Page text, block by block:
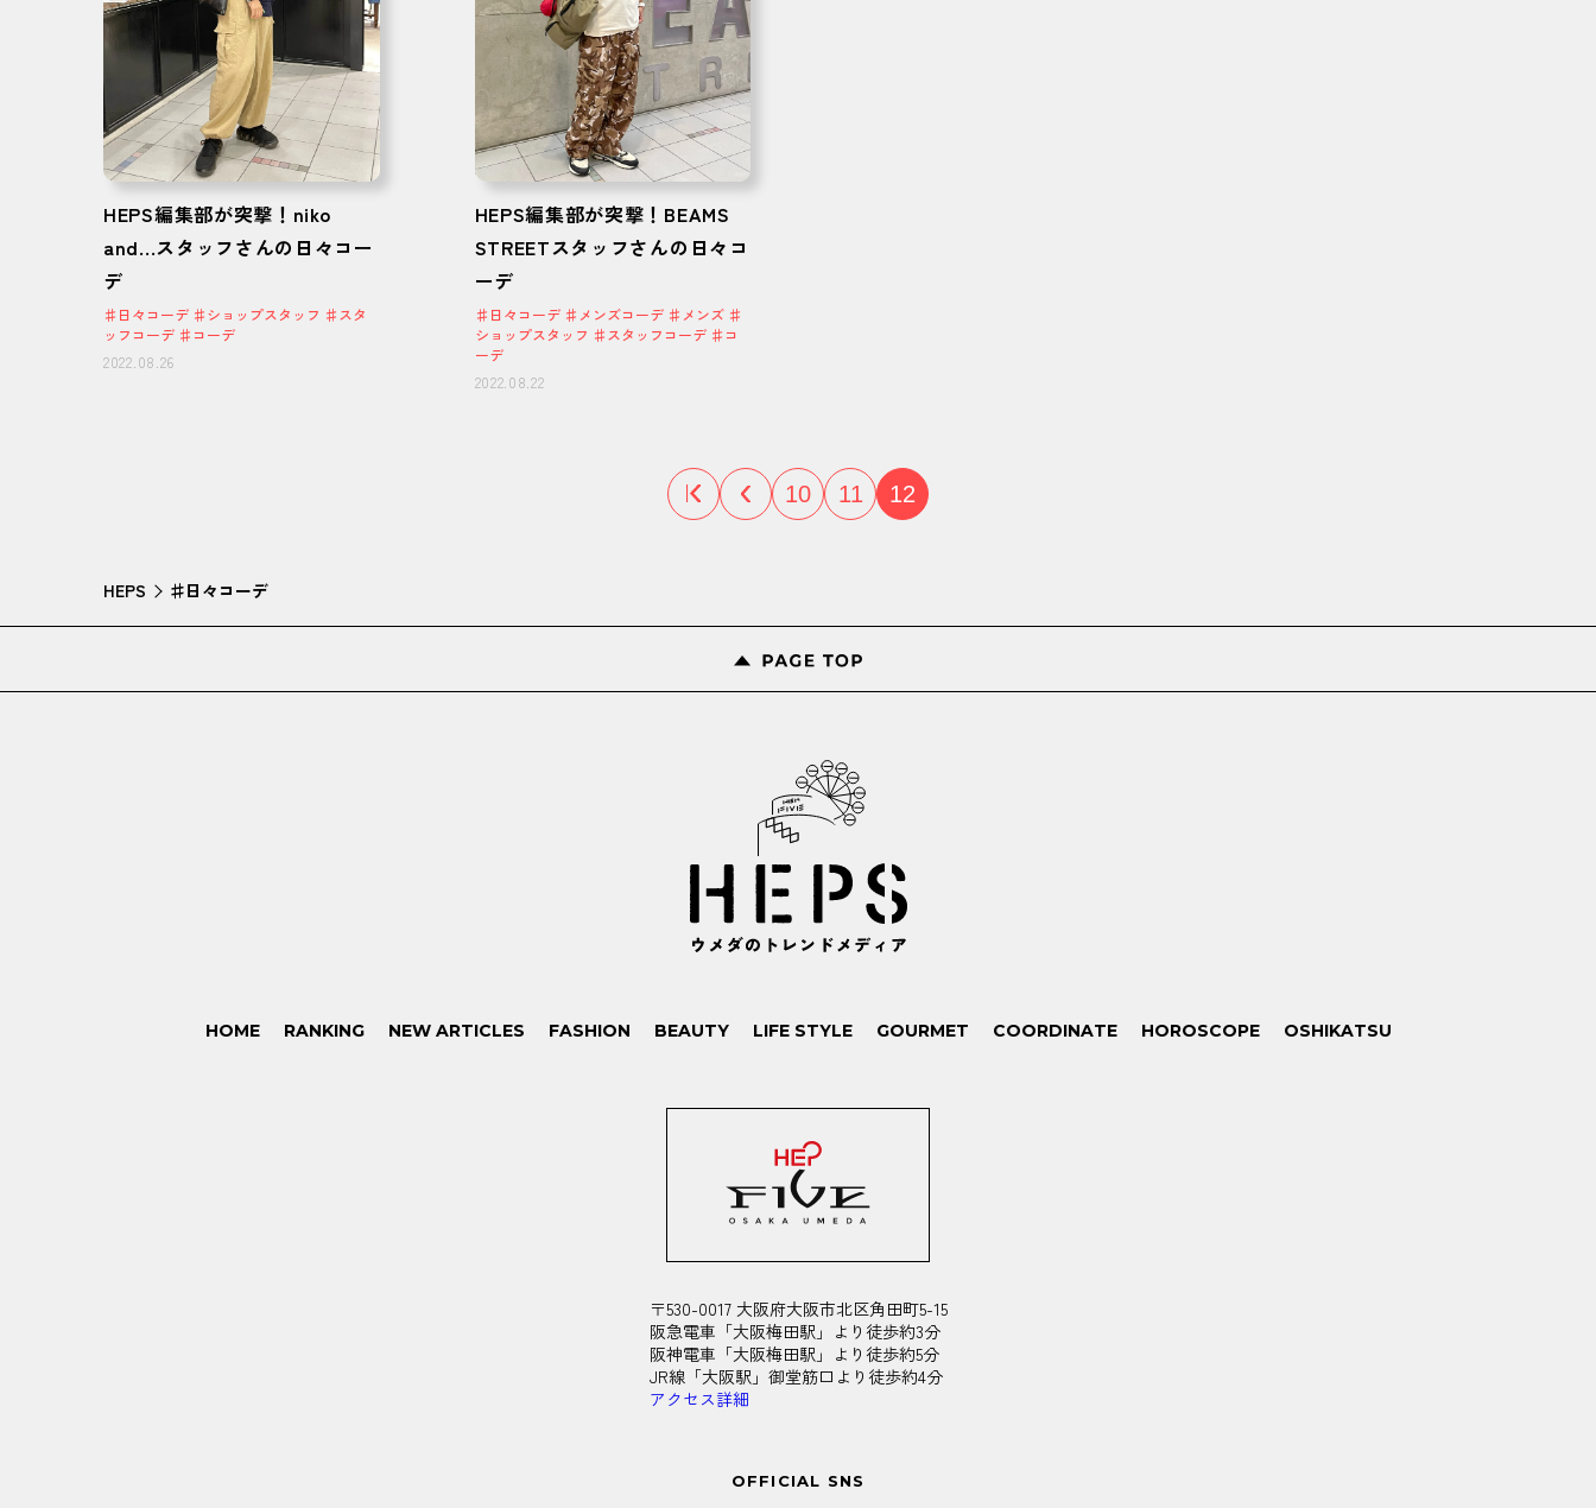
HEPS編集部が突撃！niko
and...スタッフさんの日々コー
デ
♯日々コーデ ♯ショップスタッフ ♯スタ
ッフコーデ ♯コーデ
2022.08.26
HEPS編集部が突撃！BEAMS
STREETスタッフさんの日々コ
ーデ
♯日々コーデ ♯メンズコーデ ♯メンズ ♯
ショップスタッフ ♯スタッフコーデ ♯コ
ーデ
2022.08.22
10 11 12
HEPS ♯日々コーデ
HOME RANKING NEW ARTICLES FASHION BEAUTY LIFE STYLE GOURMET COORDINATE HOROSCOPE OSHIKATSU
〒530-0017 大阪府大阪市北区角田町5-15
阪急電車「大阪梅田駅」より徒歩約3分
阪神電車「大阪梅田駅」より徒歩約5分
JR線「大阪駅」御堂筋口より徒歩約4分
アクセス詳細
OFFICIAL SNS